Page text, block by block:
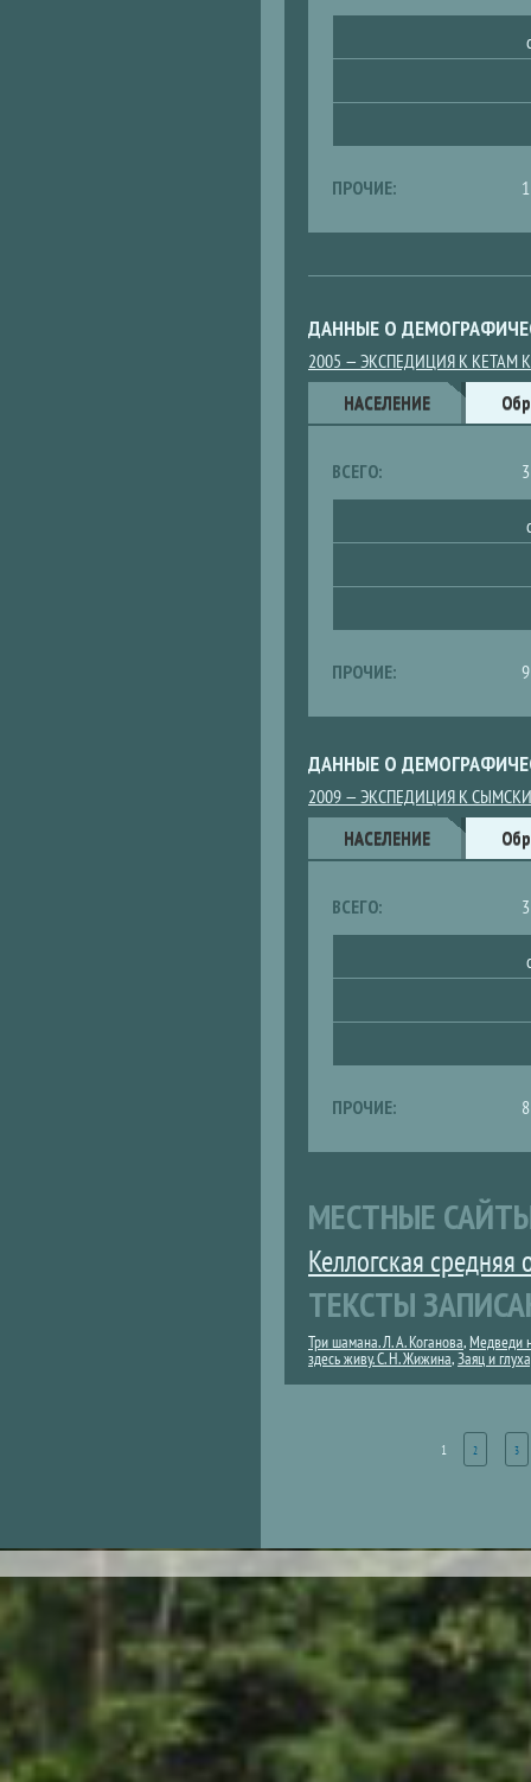
ПРОЧИЕ:
ДАННЫЕ О
2005 — ЭКСПЕДИЦИЯ К КЕТАМ
ДанныеНАСЕЛЕНИЕ
ВСЕГО:
ПРОЧИЕ:
ДАННЫЕ О
2009 — ЭКСПЕДИЦИЯ К
ДанныеНАСЕЛЕНИЕ (АКТИВНАЯ
ВСЕГО:
ПРОЧИЕ:
МЕСТНЫЕ
Келлогская
ТЕКСТЫ
Три шамана. Л. А. Коганова, Медведи
здесь живу. С. Н. Жижина,Заяц и
1 2 3